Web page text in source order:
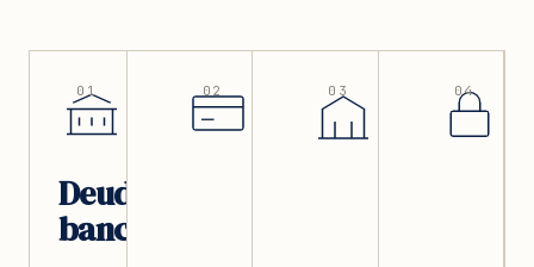
01
Deudas
bancarias
02 03 04